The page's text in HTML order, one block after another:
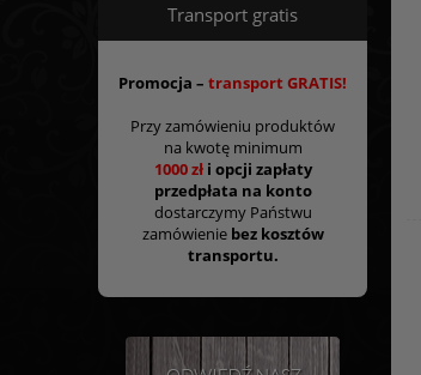
Transport gratis
Promocja – transport GRATIS!
Przy zamówieniu produktów
na kwotę minimum
1000 złi opcji zapłaty
przedpłata na konto
dostarczymy Państwu
zamówienie bez kosztów
transportu.